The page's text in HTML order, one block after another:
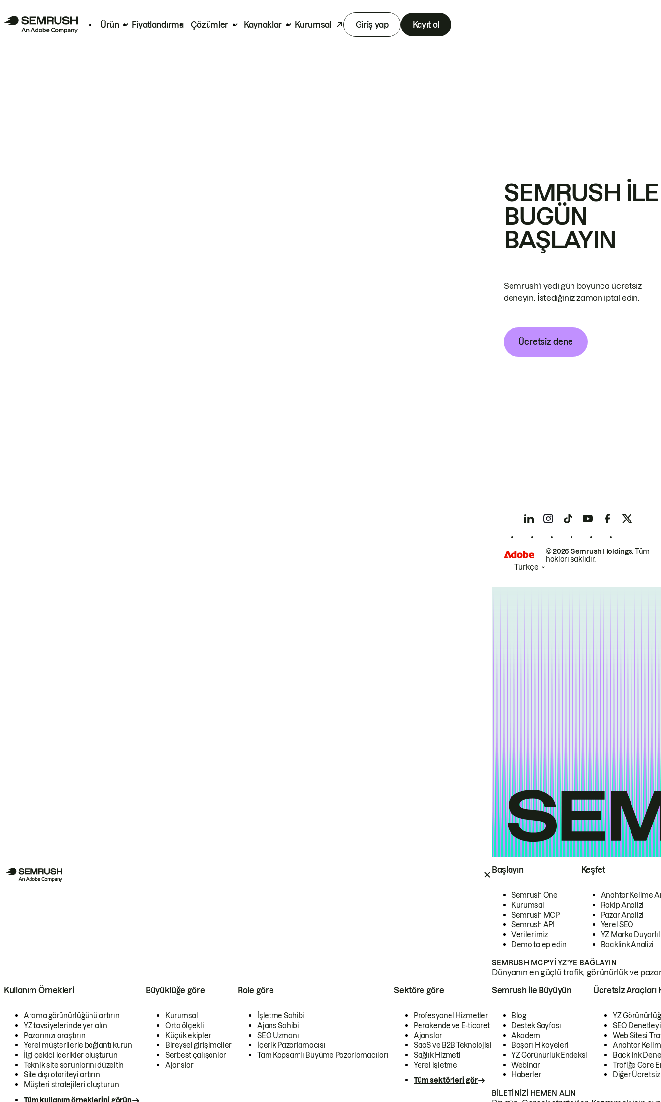
Ürün Fiyatlandırma Çözümler Kaynaklar Kurumsal Giriş yap Kayıt ol
Başlayın
Semrush One
Kurumsal
Semrush MCP
Semrush API
Verilerimiz
Demo talep edin
Keşfet
Anahtar Kelime
Rakip Analizi
Pazar Analizi
Yerel SEO
YZ Marka
Backlink Analizi
SEMRUSH MCP'YI YZ'YE BAĞLAYIN
Dünyanın en güçlü trafik, görünürlük ve
Kullanım Örnekleri
Arama görünürlüğünü artırın
YZ tavsiyelerinde yer alın
Pazarınızı araştırın
Yerel müşterilerle bağlantı kurun
İlgi çekici içerikler oluşturun
Teknik site sorunlarını düzeltin
Site dışı otoriteyi artırın
Müşteri stratejileri oluşturun
Tüm kullanım örneklerini görün
Büyüklüğe göre
Kurumsal
Orta ölçekli
Küçük ekipler
Bireysel girişimciler
Serbest çalışanlar
Ajanslar
Role göre
İşletme Sahibi
Ajans Sahibi
SEO Uzmanı
İçerik Pazarlamacısı
Tam Kapsamlı Büyüme Pazarlamacıları
Sektöre göre
Profesyonel Hizmetler
Perakende ve E-ticaret
Ajanslar
SaaS ve B2B Teknolojisi
Sağlık Hizmeti
Yerel işletme
Tüm sektörleri gör
Semrush ile Büyüyün
Blog
Destek Sayfası
Akademi
Başarı Hikayeleri
YZ Görünürlük Endeksi
Webinar
Haberler
Ücretsiz Araçları
YZ
SEO
Web Sitesi
Anahtar
Backlink
Trafiğe Göre
Diğer
BILETINIZI HEMEN ALIN
SEMRUSH ILE
BUGÜN
BAŞLAYIN
Semrush'ı yedi gün boyunca ücretsiz
deneyin. İstediğiniz zaman iptal edin.
Ücretsiz dene
© 2026 Semrush Holdings.Tüm
hakları saklıdır.
Türkçe